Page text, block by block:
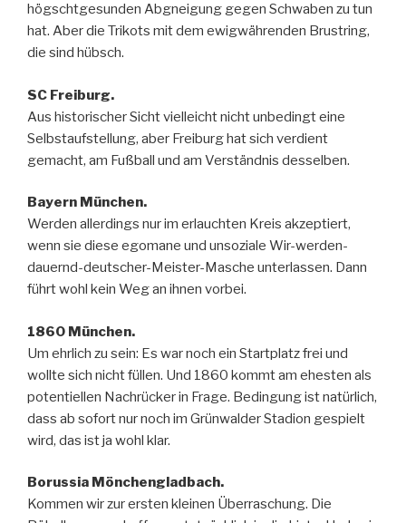
högschtgesunden Abgneigung gegen Schwaben zu tun
hat. Aber die Trikots mit dem ewigwährenden Brustring,
die sind hübsch.
SC Freiburg.
Aus historischer Sicht vielleicht nicht unbedingt eine
Selbstaufstellung, aber Freiburg hat sich verdient
gemacht, am Fußball und am Verständnis desselben.
Bayern München.
Werden allerdings nur im erlauchten Kreis akzeptiert,
wenn sie diese egomane und unsoziale Wir-werden-
dauernd-deutscher-Meister-Masche unterlassen. Dann
führt wohl kein Weg an ihnen vorbei.
1860 München.
Um ehrlich zu sein: Es war noch ein Startplatz frei und
wollte sich nicht füllen. Und 1860 kommt am ehesten als
potentiellen Nachrücker in Frage. Bedingung ist natürlich,
dass ab sofort nur noch im Grünwalder Stadion gespielt
wird, das ist ja wohl klar.
Borussia Mönchengladbach.
Kommen wir zur ersten kleinen Überraschung. Die